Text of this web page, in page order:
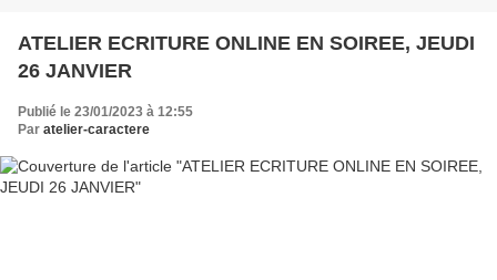
ATELIER ECRITURE ONLINE EN SOIREE, JEUDI
26 JANVIER
Publié le 23/01/2023 à 12:55
Par atelier-caractere